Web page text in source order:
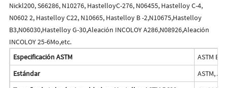
Nickl200, S66286, N10276, HastelloyC-276, N06455, Hastelloy C-4,
N0602 2, Hastelloy C22, N10665, Hastelloy B -2,N10675,Hastelloy
B3,N06030,Hastelloy G-30,Aleación INCOLOY A286,N08926,Aleación
INCOLOY 25-6Mo,etc.
Especificación ASTM
ASTM
Estándar
ASTM,